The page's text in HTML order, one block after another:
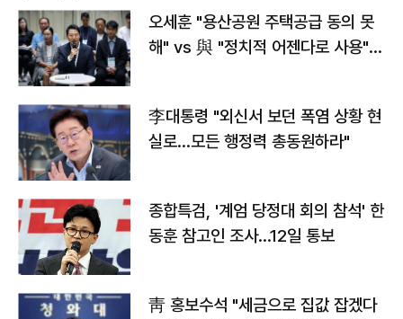
오세훈 "용산공원 주택공급 동의 못
해" vs 與 "정치적 어젠다로 사용"
李대통령 "외신서 보던 폭염 상황 현
실로…모든 행정력 총동원하라"
종합특검, '계엄 당정대 회의 참석' 한
동훈 참고인 조사...12일 통보
靑 홍보수석 "세금으로 집값 잡겠다